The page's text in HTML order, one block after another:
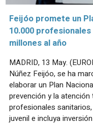
Feijóo promete un
10.000
millones al año
MADRID, 13 May.
Núñez Feijóo, se ha
elaborar un Plan
prevención y la
profesionales
juvenil e incluya